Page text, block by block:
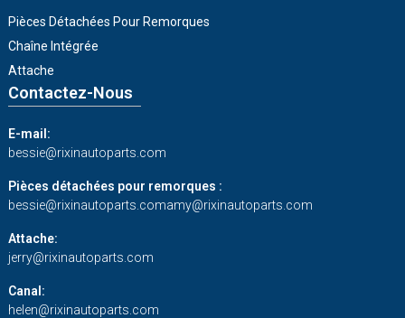
Pièces Détachées Pour Remorques
Chaîne Intégrée
Attache
Contactez-Nous
E-mail:
bessie@rixinautoparts.com
Pièces détachées pour remorques :
bessie@rixinautoparts.comamy@rixinautoparts.com
Attache:
jerry@rixinautoparts.com
Canal:
helen@rixinautoparts.com